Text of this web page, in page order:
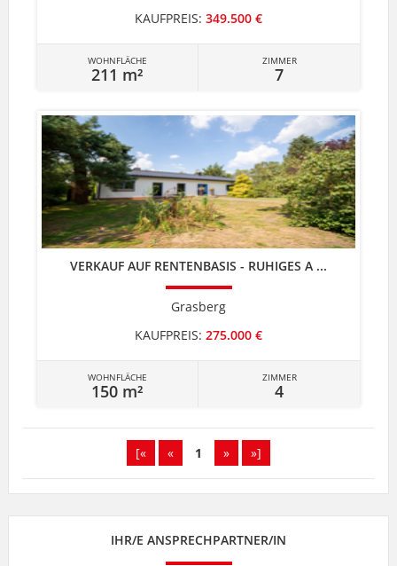
KAUFPREIS: 349.500 €
WOHNFLÄCHE
211 m²
ZIMMER
7
VERKAUF AUF RENTENBASIS - RUHIGES A ...
Grasberg
KAUFPREIS: 275.000 €
WOHNFLÄCHE
150 m²
ZIMMER
4
[« « 1 » »]
IHR/E ANSPRECHPARTNER/IN